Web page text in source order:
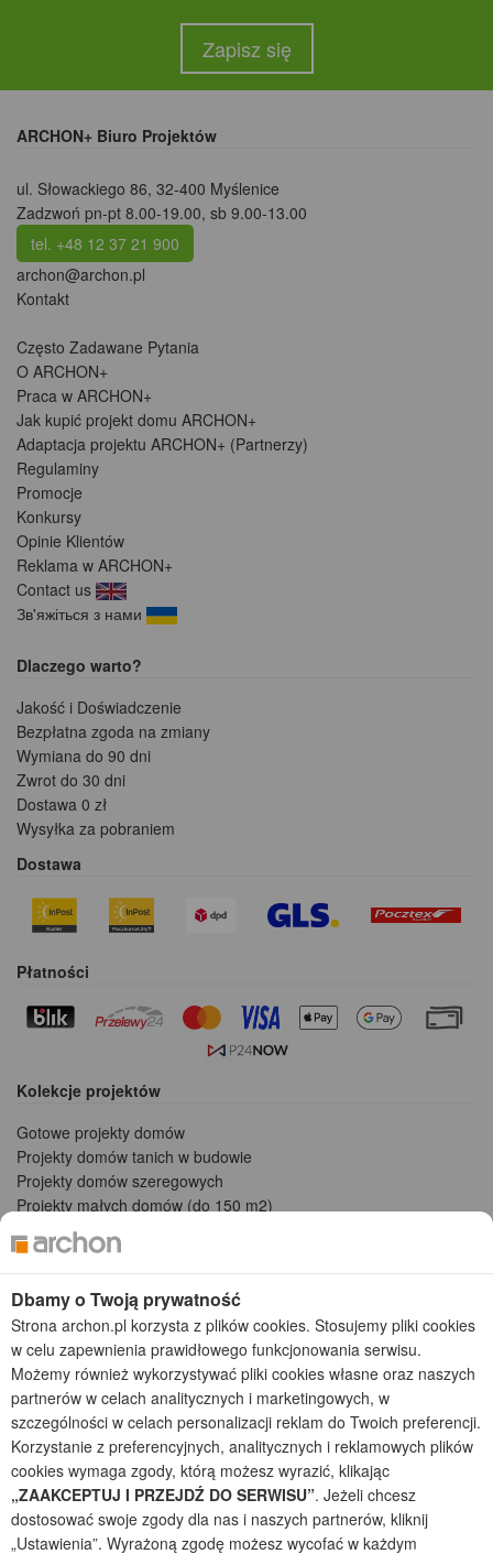
Zapisz się
ARCHON+ Biuro Projektów
ul. Słowackiego 86, 32-400 Myślenice
Zadzwoń pn-pt 8.00-19.00, sb 9.00-13.00
tel. +48 12 37 21 900
archon@archon.pl
Kontakt
Często Zadawane Pytania
O ARCHON+
Praca w ARCHON+
Jak kupić projekt domu ARCHON+
Adaptacja projektu ARCHON+ (Partnerzy)
Regulaminy
Promocje
Konkursy
Opinie Klientów
Reklama w ARCHON+
Contact us
Зв'яжіться з нами
Dlaczego warto?
Jakość i Doświadczenie
Bezpłatna zgoda na zmiany
Wymiana do 90 dni
Zwrot do 30 dni
Dostawa 0 zł
Wysyłka za pobraniem
Dostawa
Płatności
Kolekcje projektów
Gotowe projekty domów
Projekty domów tanich w budowie
Projekty domów szeregowych
Projekty małych domów (do 150 m2)
Projekty domów wielorodzinnych
Projekty domów bliźniaczych
Projekty domów nowoczesnych
Projekty domów parterowych
2026 © ARCHON+ Biuro Projektów - Tradycyjne i nowoczesne gotowe
projekty domów - autorska pracownia architektoniczna założona w 1990r.
przez arch. Barbarę Mendel
Z uwagi na ciągłe doskonalenie procesu powstawania projektów (zgodnie z
normą ISO 9001), prezentowane na stronie projekty domów mogą
nieznacznie różnić się od dokumentacji technicznej.
Informujemy, iż w celu optymalizacji treści dostępnych w naszym sklepie,
dostosowania ich do Państwa indywidualnych potrzeb korzystamy z
informacji zapisanych za pomocą plików cookies na urządzeniach
końcowych użytkowników. Pliki cookies użytkownik może kontrolować za
Dbamy o Twoją prywatność
Strona archon.pl korzysta z plików cookies. Stosujemy pliki cookies
w celu zapewnienia prawidłowego funkcjonowania serwisu.
Możemy również wykorzystywać pliki cookies własne oraz naszych
partnerów w celach analitycznych i marketingowych, w
szczególności w celach personalizacji reklam do Twoich preferencji.
Korzystanie z preferencyjnych, analitycznych i reklamowych plików
cookies wymaga zgody, którą możesz wyrazić, klikając
„ZAAKCEPTUJ I PRZEJDŹ DO SERWISU”. Jeżeli chcesz
dostosować swoje zgody dla nas i naszych partnerów, kliknij
„Ustawienia”. Wyrażoną zgodę możesz wycofać w każdym